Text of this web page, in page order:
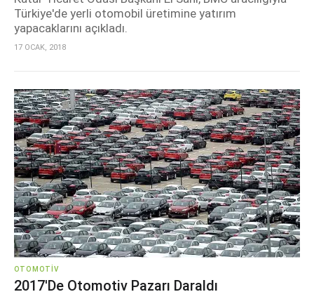
Türkiye'de yerli otomobil üretimine yatırım
yapacaklarını açıkladı.
17 OCAK, 2018
OTOMOTIV
2017'de Otomotiv Pazarı Daraldı